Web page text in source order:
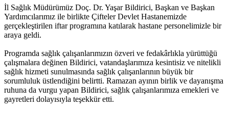
İl Sağlık Müdürümüz Doç. Dr. Yaşar Bildirici, Başkan ve Başkan
Yardımcılarımız ile birlikte Çifteler Devlet Hastanemizde
gerçekleştirilen iftar programına katılarak hastane personelimizle bir
araya geldi.
Programda sağlık çalışanlarımızın özveri ve fedakârlıkla yürüttüğü
çalışmalara değinen Bildirici, vatandaşlarımıza kesintisiz ve nitelikli
sağlık hizmeti sunulmasında sağlık çalışanlarının büyük bir
sorumluluk üstlendiğini belirtti. Ramazan ayının birlik ve dayanışma
ruhuna da vurgu yapan Bildirici, sağlık çalışanlarımıza emekleri ve
gayretleri dolayısıyla teşekkür etti.